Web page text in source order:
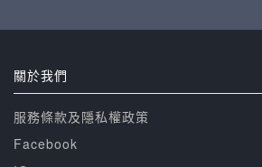
關於我們
服務條款及隱私權政策
Facebook